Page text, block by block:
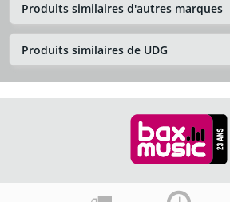
Produits similaires d'autres marques
Produits similaires de UDG